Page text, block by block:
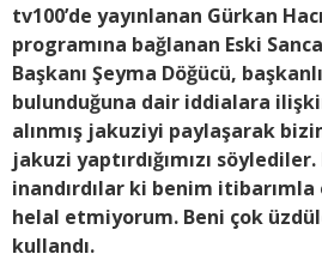
tv100’de yayınlanan Gürkan
programına bağlanan Eski
Başkanı Şeyma Döğücü,
bulunduğuna dair iddialara
alınmış jakuziyi paylaşarak
jakuzi yaptırdığımızı
inandırdılar ki benim itibarımla
helal etmiyorum. Beni çok
kullandı.